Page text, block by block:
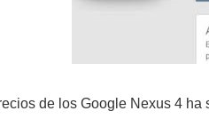
de los Google Nexus 4